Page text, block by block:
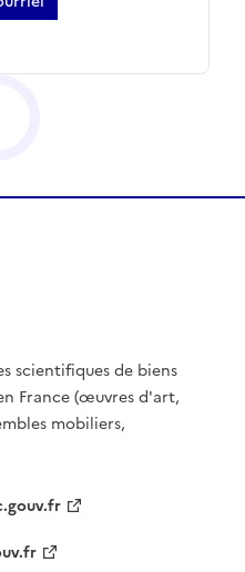
scientifiques de biens
France (œuvres d'art,
mobiliers,